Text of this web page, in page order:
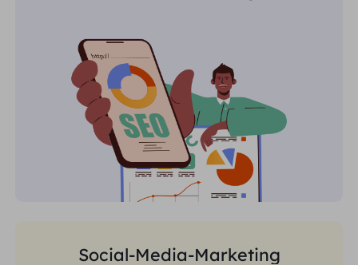
Social-Media-Marketing